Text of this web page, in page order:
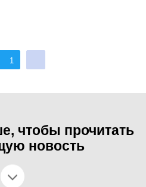
1
чтобы прочитать
новость